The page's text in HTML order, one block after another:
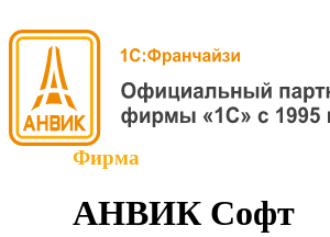
Фирма
АНВИК Софт